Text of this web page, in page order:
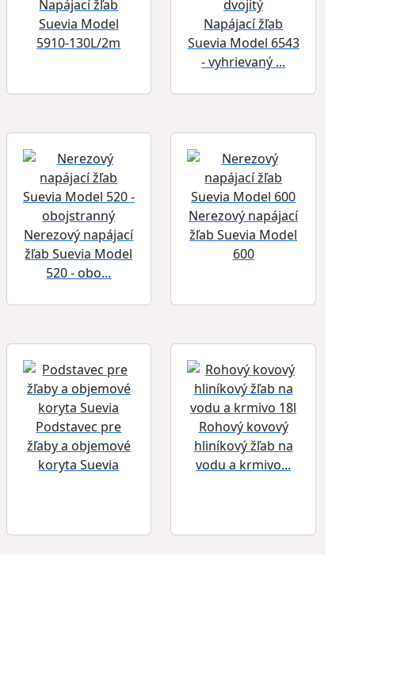
Napájací žľab
Suevia Model
5910-130L/2m
Napájací žľab
Suevia Model 6543
- vyhrievaný ...
Nerezový napájací
žľab Suevia Model
520 - obo...
Nerezový napájací
žľab Suevia Model
600
Podstavec pre
žľaby a objemové
koryta Suevia
Rohový kovový
hliníkový žľab na
vodu a krmivo...